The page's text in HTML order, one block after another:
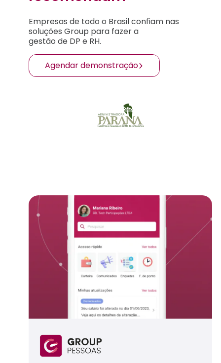
Empresas de todo o Brasil confiam nas
soluções Group para fazer a
gestão de DP e RH.
Agendar demonstração